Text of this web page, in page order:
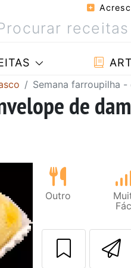
Semana farroupilha
de
Outro